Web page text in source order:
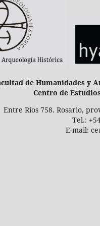
de Humanidades y
Centro de
Entre Ríos 758. Rosario,
Tel.:
E-mail: